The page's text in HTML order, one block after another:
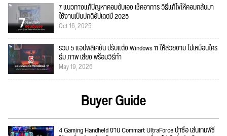
7 แนวทางแก้ปัญหาคอมดับเอง เช็คอาการ วิธีแก้ไขให้คอมกลับมา
ใช้งานเป็นปกติอัปเดตปี 2025
Oct 16, 2025
รวม 5 แอปพลิเคชัน ปรับแต่ง Windows 11 ให้สวยงาม ไม่เหมือนใคร
ธีม ภาพ เสียง พร้อมวิธีทำ
May 19, 2026
Buyer Guide
4 Gaming Handheld งาน Commart UltraForce น่าซื้อ เล่นเกมพีซี